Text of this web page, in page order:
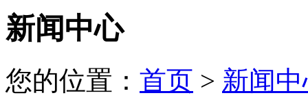
新闻中心
您的位置： 首页 > 新闻